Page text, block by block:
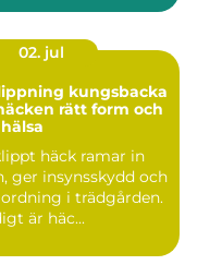
02. jul
kungsbacka
rätt form och
häck ramar in
ger insynsskydd och
i trädgården.
är häc...